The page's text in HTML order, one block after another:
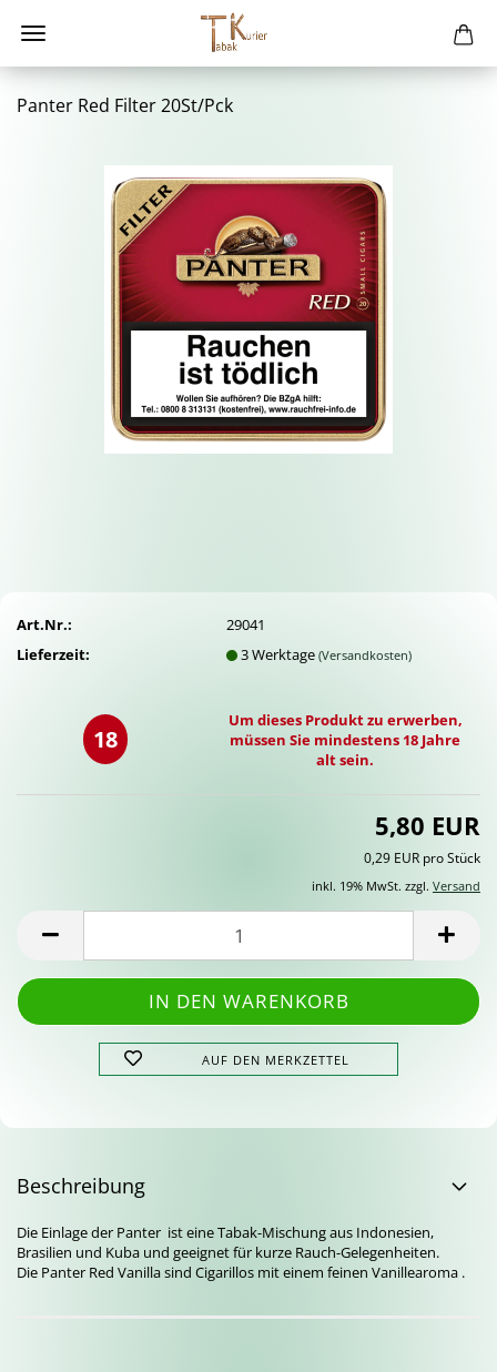
Pan­ter Red Fil­ter 20St/Pck
Art.Nr.:
29041
Lieferzeit:
3 Werktage(Versandkosten)
18
Um dieses Produkt zu erwerben,
müssen Sie mindestens 18 Jahre
alt sein.
5,80 EUR
0,29 EUR pro Stück
inkl. 19% MwSt. zzgl. Versand
AUF DEN MERKZETTEL
Beschreibung
Die Einlage der Panter ist eine Tabak-Mischung aus Indonesien,
Brasilien und Kuba und geeignet für kurze Rauch-Gelegenheiten.
Die Panter Red Vanilla sind Cigarillos mit einem feinen Vanillearoma .